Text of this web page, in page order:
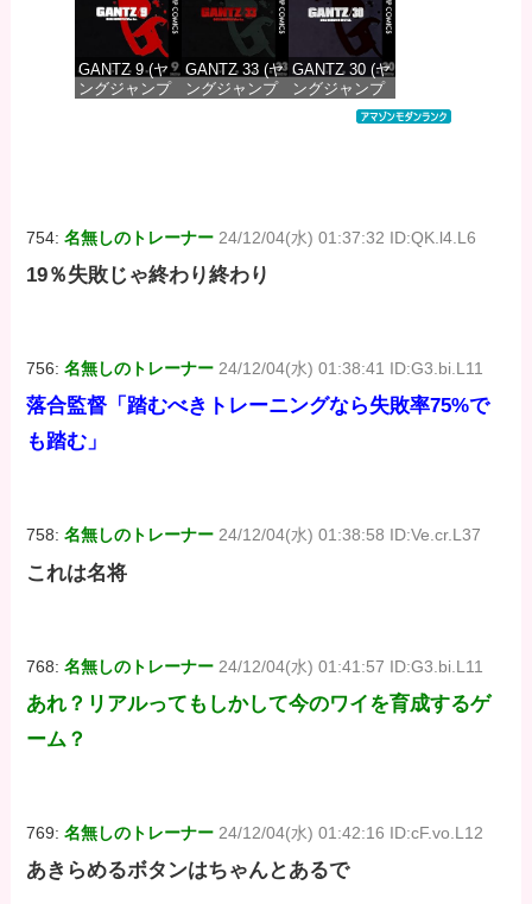
GANTZ 9 (ヤ
ングジャンプ
GANTZ 33 (ヤ
ングジャンプ
GANTZ 30 (ヤ
ングジャンプ
コミックス
754:名無しのトレーナー 24/12/04(水) 01:37:32 ID:QK.l4.L6
19％失敗じゃ終わり終わり
756:名無しのトレーナー 24/12/04(水) 01:38:41 ID:G3.bi.L11
落合監督「踏むべきトレーニングなら失敗率75%で
も踏む」
758:名無しのトレーナー 24/12/04(水) 01:38:58 ID:Ve.cr.L37
これは名将
768:名無しのトレーナー 24/12/04(水) 01:41:57 ID:G3.bi.L11
あれ？リアルってもしかして今のワイを育成するゲ
ーム？
769:名無しのトレーナー 24/12/04(水) 01:42:16 ID:cF.vo.L12
あきらめるボタンはちゃんとあるで